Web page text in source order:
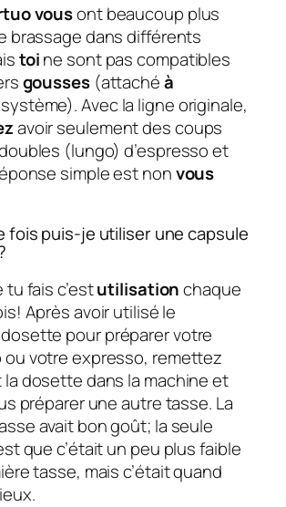
vousont beaucoup plus
brassage dans différents
toine sont pas compatibles
gousses(attachéà
système). Avec la ligne originale,
avoir seulement des coups
(lungo) d’espresso et
simple est nonvous
fois puis-je utiliser une capsule
fais c’estutilisationchaque
Après avoir utilisé le
dosette pour préparer votre
votre expresso, remettez
dosette dans la machine et
préparer une autre tasse. La
avait bon goût; la seule
que c’était un peu plus faible
tasse, mais c’était quand